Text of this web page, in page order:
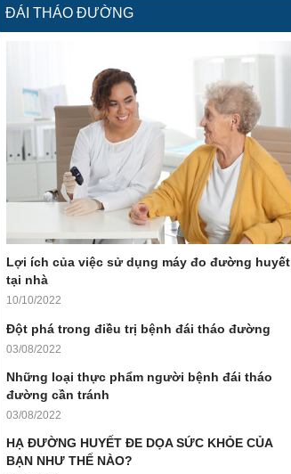
ĐÁI THÁO ĐƯỜNG
Lợi ích của việc sử dụng máy đo đường huyết
tại nhà
10/10/2022
Ðột phá trong điều trị bệnh đái tháo đường
03/08/2022
Những loại thực phẩm người bệnh đái tháo
đường cần tránh
03/08/2022
HẠ ĐƯỜNG HUYẾT ĐE DỌA SỨC KHỎE CỦA
BẠN NHƯ THẾ NÀO?